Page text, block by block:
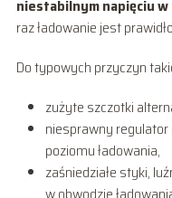
niestabilnym napięciu w
raz ładowanie jest
Do typowych przyczyn
zużyte szczotki
niesprawny
poziomu ładowania,
zaśniedziałe styki,